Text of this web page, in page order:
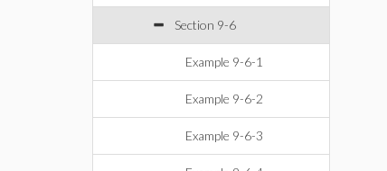
Section 9-6
Example 9-6-1
Example 9-6-2
Example 9-6-3